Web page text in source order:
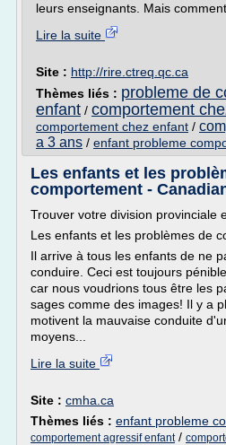
leurs enseignants. Mais
Lire la suite
Site : http://rire.ctreq.qc.ca
Thèmes liés : probleme de
enfant / comportement
comportement chez enfant /
a 3 ans / enfant probleme
Les enfants et les
comportement -
Trouver votre division provinciale
Les enfants et les problèmes de
Il arrive à tous les enfants de ne
conduire. Ceci est toujours
car nous voudrions tous être les
sages comme des images! Il y a
motivent la mauvaise conduite
moyens...
Lire la suite
Site : cmha.ca
Thèmes liés : enfant probleme
comportement agressif enfant/